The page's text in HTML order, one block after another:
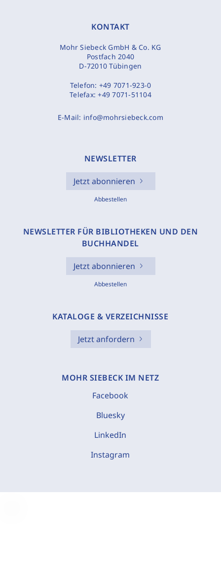
KONTAKT
Mohr Siebeck GmbH & Co. KG
Postfach 2040
D-72010 Tübingen
Telefon: +49 7071-923-0
Telefax:+49 7071-51104
E-Mail: info@mohrsiebeck.com
NEWSLETTER
Jetzt abonnieren
Abbestellen
NEWSLETTER FÜR BIBLIOTHEKEN UND DEN
BUCHHANDEL
Jetzt abonnieren
Abbestellen
KATALOGE & VERZEICHNISSE
Jetzt anfordern
MOHR SIEBECK IM NETZ
Facebook
Bluesky
LinkedIn
Instagram